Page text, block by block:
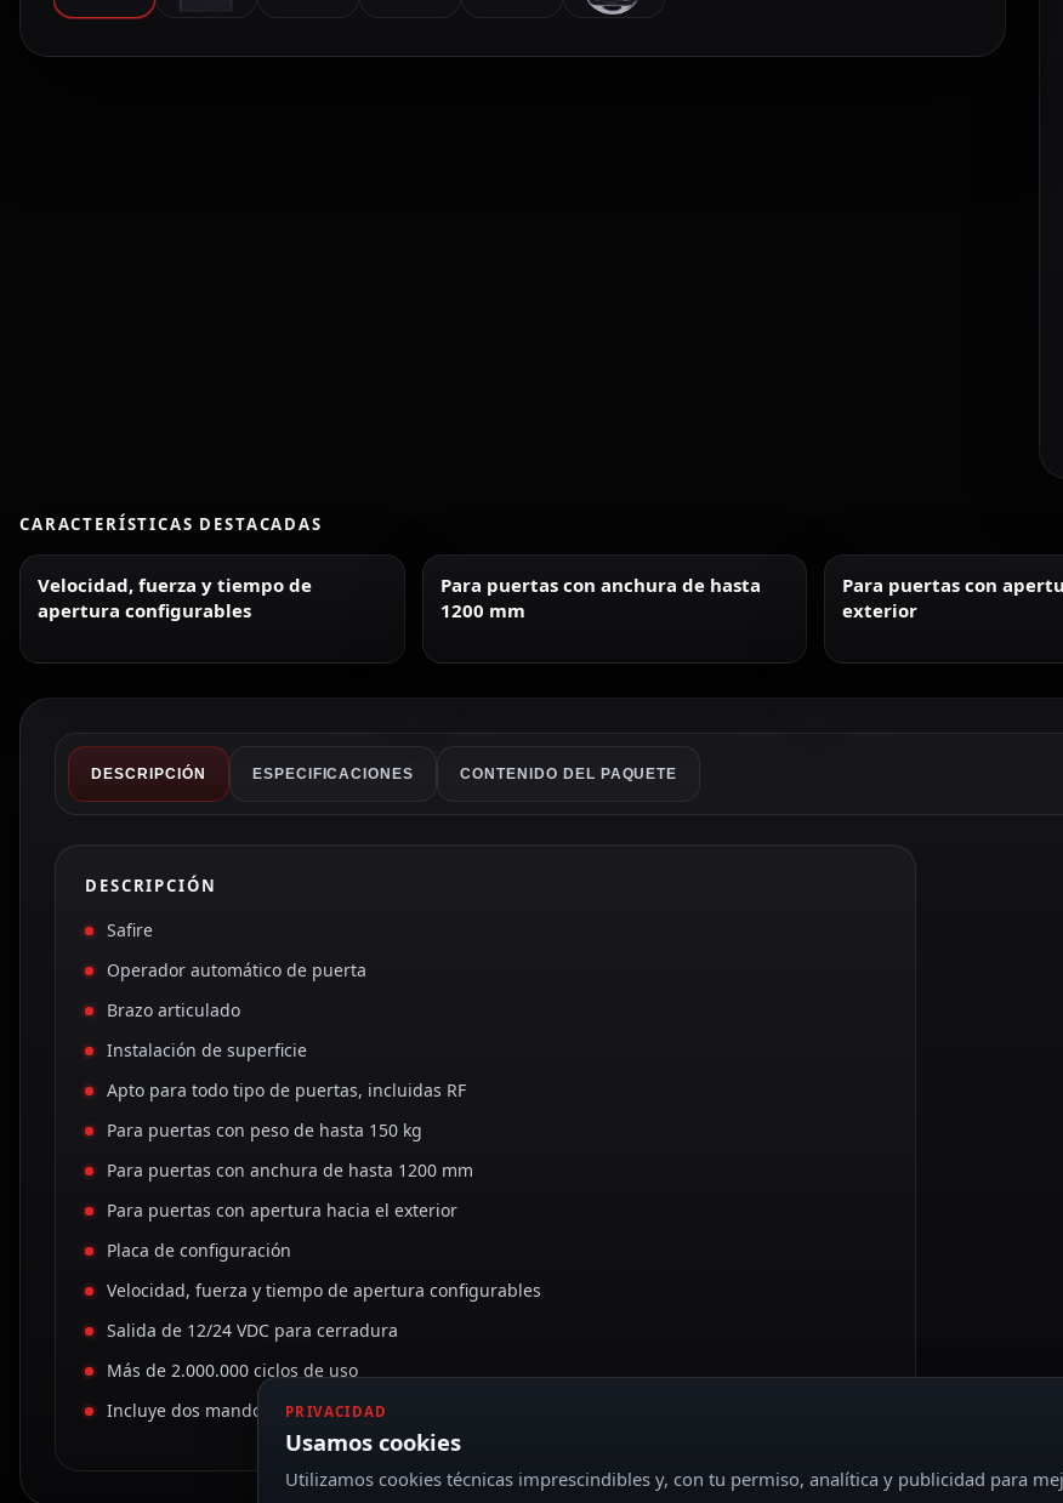
CARACTERÍSTICAS DESTACADAS
Velocidad, fuerza y tiempo de
apertura configurables
Para puertas con anchura de hasta
1200 mm
Para puertas con
exterior
DESCRIPCIÓN ESPECIFICACIONES CONTENIDO DEL PAQUETE
DESCRIPCIÓN
Safire
Operador automático de puerta
Brazo articulado
Instalación de superficie
Apto para todo tipo de puertas, incluidas RF
Para puertas con peso de hasta 150 kg
Para puertas con anchura de hasta 1200 mm
Para puertas con apertura hacia el exterior
Placa de configuración
Velocidad, fuerza y tiempo de apertura configurables
Salida de 12/24 VDC para cerradura
Más de 2.000.000 ciclos de uso
Incluye dos mandos a distancia
PRIVACIDAD
Usamos cookies
Utilizamos cookies técnicas imprescindibles y, con tu permiso, analítica y publicidad para